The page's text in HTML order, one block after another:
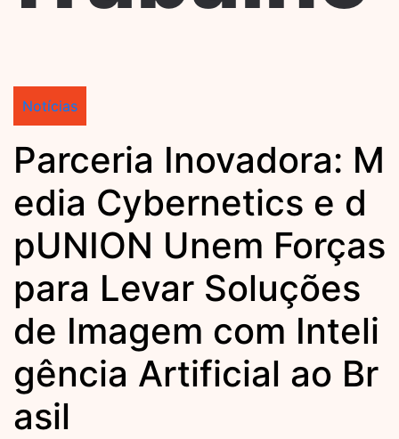
Notícias
Parceria Inovadora: M
edia Cybernetics e d
pUNION Unem Forças
para Levar Soluções
de Imagem com Inteli
gência Artificial ao Br
asil